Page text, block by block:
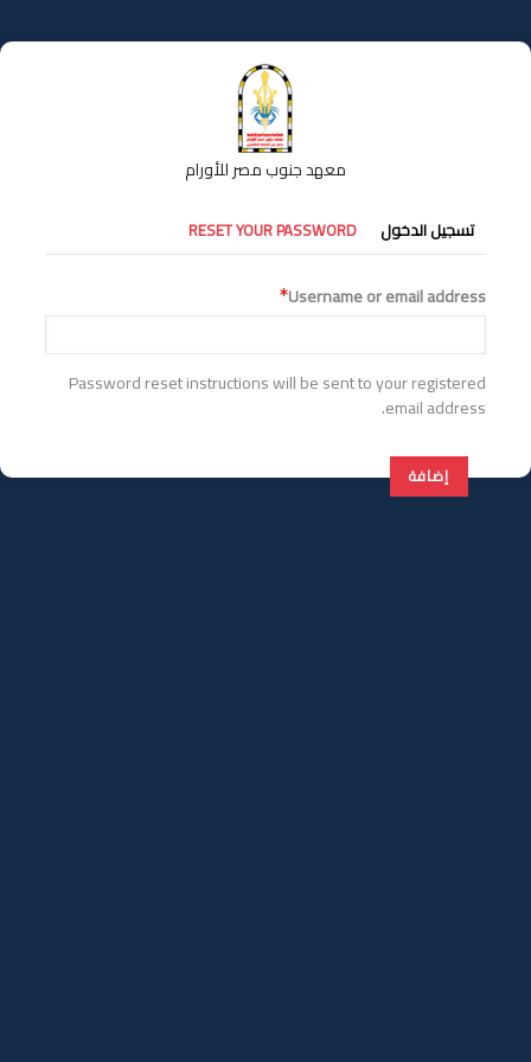
إلى
المحتوى
معهد جنوب مصر للأورام
التبويبات
الأساسية
تسجيل الدخول RESET YOUR PASSWORD
Username or email address
Password reset instructions will be sent to your registered
email address.